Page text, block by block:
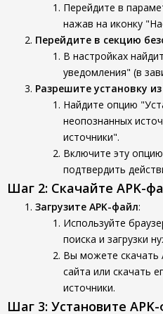
Перейдите в
нажав на иконку
Перейдите в секцию
В настройках
уведомления" (в
Разрешите установку
Найдите опцию
неопознанных
источники".
Включите эту
подтвердить
Шаг 2: Скачайте APK-
Загрузите APK-файл:
Используйте
поиска и загрузки
Вы можете скачать
сайта или скачать
источники.
Шаг 3: Установите